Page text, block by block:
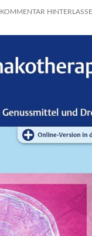
KOMMENTAR